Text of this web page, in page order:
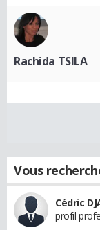
Rachida TSILA
Vous
Cédric
profil